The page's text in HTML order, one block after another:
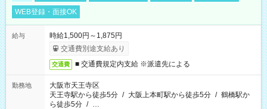
WEB登録・面接OK
給与
時給1,500円～1,875円
交通費別途支給あり
交通費 ■ 交通費規定内支給 ※派遣先による
勤務地
大阪市天王寺区
天王寺駅から徒歩5分 / 大阪上本町駅から徒歩5分 / 鶴橋駅か
ら徒歩5分 / …